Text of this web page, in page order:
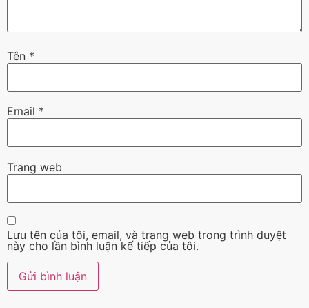
Tên *
Email *
Trang web
Lưu tên của tôi, email, và trang web trong trình duyệt
này cho lần bình luận kế tiếp của tôi.